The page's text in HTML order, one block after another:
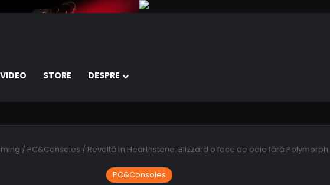
VIDEO STORE DESPRE
/ PC&Consoles / Revoltă în Hearthstone. Blizzard o face de oaie fără Polymorph.
PC&Consoles